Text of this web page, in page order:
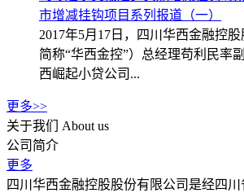
市增减挂钩项目系列报道（一）
2017年5月17日，四川华西金融控
简称“华西金控”）总经理苟利民率
西崛起小贷公司...
更多>>
关于我们
About us
公司简介
更多
四川华西金融控股股份有限公司是经四